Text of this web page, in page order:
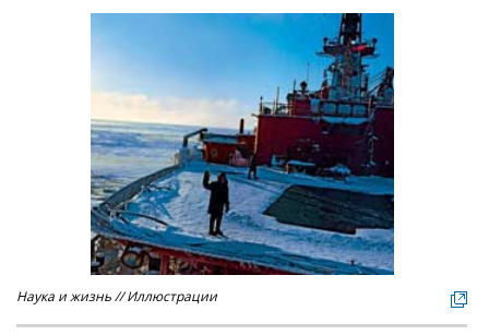
Наука и жизнь // Иллюстрации